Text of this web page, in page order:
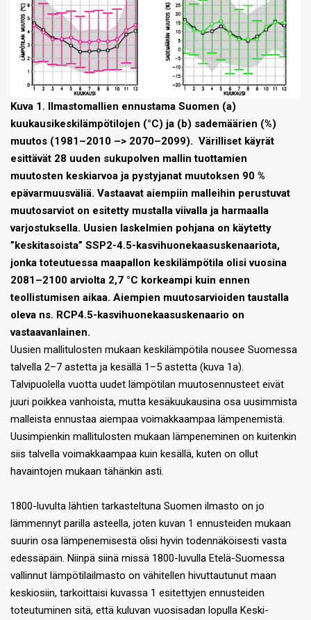
Kuva 1. Ilmastomallien ennustama Suomen (a)
kuukausikeskilämpötilojen (°C) ja (b) sademäärien (%)
muutos (1981–2010 –> 2070–2099). Värilliset käyrät
esittävät 28 uuden sukupolven mallin tuottamien
muutosten keskiarvoa ja pystyjanat muutoksen 90 %
epävarmuusväliä. Vastaavat aiempiin malleihin perustuvat
muutosarviot on esitetty mustalla viivalla ja harmaalla
varjostuksella. Uusien laskelmien pohjana on käytetty
”keskitasoista” SSP2-4.5-kasvihuonekaasuskenaariota,
jonka toteutuessa maapallon keskilämpötila olisi vuosina
2081–2100 arviolta 2,7 °C korkeampi kuin ennen
teollistumisen aikaa. Aiempien muutosarvioiden taustalla
oleva ns. RCP4.5-kasvihuonekaasuskenaario on
vastaavanlainen.
Uusien mallitulosten mukaan keskilämpötila nousee Suomessa
talvella 2–7 astetta ja kesällä 1–5 astetta (kuva 1a).
Talvipuolella vuotta uudet lämpötilan muutosennusteet eivät
juuri poikkea vanhoista, mutta kesäkuukausina osa uusimmista
malleista ennustaa aiempaa voimakkaampaa lämpenemistä.
Uusimpienkin mallitulosten mukaan lämpeneminen on kuitenkin
siis talvella voimakkaampaa kuin kesällä, kuten on ollut
havaintojen mukaan tähänkin asti.
1800-luvulta lähtien tarkasteltuna Suomen ilmasto on jo
lämmennyt parilla asteella, joten kuvan 1 ennusteiden mukaan
suurin osa lämpenemisestä olisi hyvin todennäköisesti vasta
edessäpäin. Niinpä siinä missä 1800-luvulla Etelä-Suomessa
vallinnut lämpötilailmasto on vähitellen hivuttautunut maan
keskiosiin, tarkoittaisi kuvassa 1 esitettyjen ennusteiden
toteutuminen sitä, että kuluvan vuosisadan lopulla Keski-